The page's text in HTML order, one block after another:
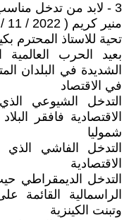
3 - لابد من تدخل مناسب للدولة
منير كريم ( 2022 / 11 / 4 - 10:31 )
تحية للاستاذ المحترم
بعيد الحرب العالمية
الشديدة في البلدان
في الاقتصاد
التدخل الشيوعي
الاقتصادية فافقر
شموليا
التدخل الفاشي الذي
الاقتصادية
التدخل الديمقراطي
الراسمالية القائمة
وتبنت الكينزية